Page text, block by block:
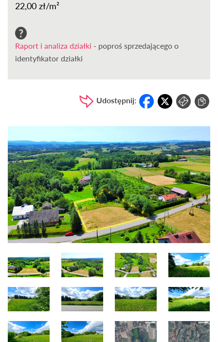
22,00 zł/m²
Raport i analiza działki - poproś sprzedającego o
identyfikator działki
Udostępnij: